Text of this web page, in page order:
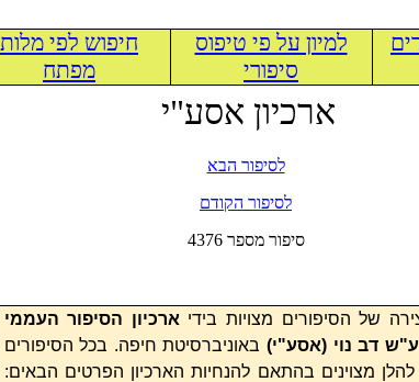
למיון על פי טיפוס
סיפורי
חיפוש לפי מלות
מפתח
ארכיון אסע"י
לסיפור הבא
לסיפור הקודם
4376 סיפור מספר
של הסיפורים מצויות בידי ארכיון הסיפור העממי
דב נוי (אסע"י) באוניברסיטת חיפה. בכל הסיפורים
מצוינים בהתאם להנחיות הארכיון הפרטים הבאים: